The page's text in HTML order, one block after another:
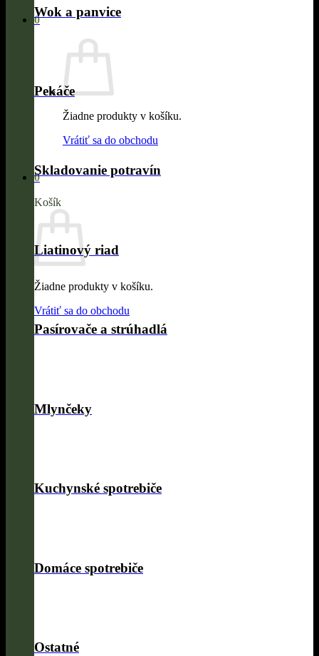
0
Žiadne produkty v košíku.
Vrátiť sa do obchodu
0
Košík
Žiadne produkty v košíku.
Vrátiť sa do obchodu
Wok a panvice
Pekáče
Skladovanie potravín
Liatinový riad
Pasírovače a strúhadlá
Mlynčeky
Kuchynské spotrebiče
Domáce spotrebiče
Ostatné